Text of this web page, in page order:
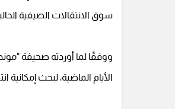
سوق الانتقالات الصيفية
ووفقًا لما أوردته صحيفة
الأيام الماضية، لبحث